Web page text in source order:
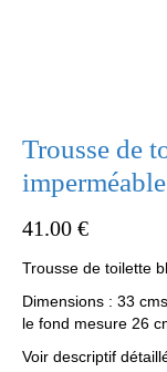
Trousse de
41.00 €
Trousse de toilette
Dimensions : 33
le fond mesure 26
Voir descriptif